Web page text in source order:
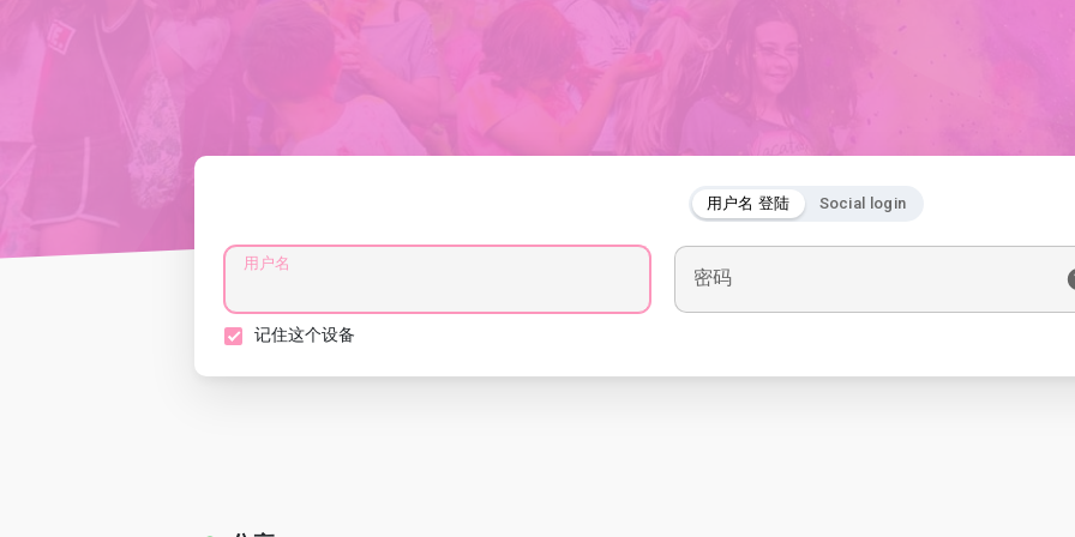
用户名 登陆 Social login
用户名
密码
记住这个设备